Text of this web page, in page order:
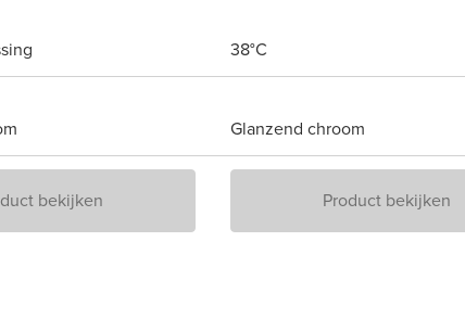
38°C
Glanzend chroom
bekijken Product bekijken